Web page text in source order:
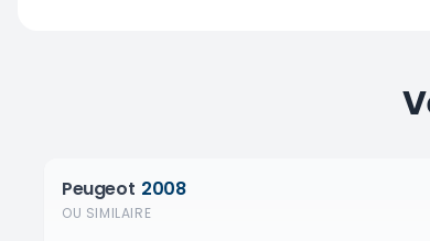
Peugeot 2008
OU SIMILAIRE